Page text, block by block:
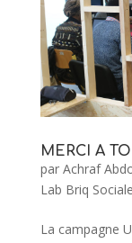
MERCI A
par Achraf
Lab Briq Sociale
La campagne